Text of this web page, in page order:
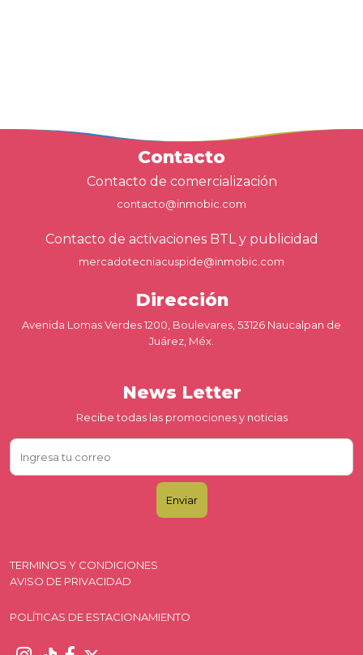
Contacto
Contacto de comercialización
contacto@inmobic.com
Contacto de activaciones BTL y publicidad
mercadotecniacuspide@inmobic.com
Dirección
Avenida Lomas Verdes 1200, Boulevares, 53126 Naucalpan de
Juárez, Méx.
News Letter
Recibe todas las promociones y noticias
TERMINOS Y CONDICIONES
AVISO DE PRIVACIDAD
POLÍTICAS DE ESTACIONAMIENTO